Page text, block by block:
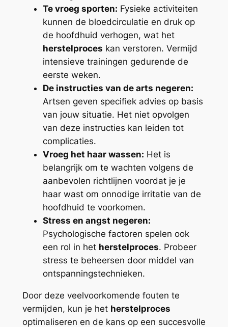
Te vroeg sporten: Fysieke activiteiten
kunnen de bloedcirculatie en druk op
de hoofdhuid verhogen, wat het
herstelproces kan verstoren. Vermijd
intensieve trainingen gedurende de
eerste weken.
De instructies van de arts negeren:
Artsen geven specifiek advies op basis
van jouw situatie. Het niet opvolgen
van deze instructies kan leiden tot
complicaties.
Vroeg het haar wassen: Het is
belangrijk om te wachten volgens de
aanbevolen richtlijnen voordat je je
haar wast om onnodige irritatie van de
hoofdhuid te voorkomen.
Stress en angst negeren:
Psychologische factoren spelen ook
een rol in het herstelproces. Probeer
stress te beheersen door middel van
ontspanningstechnieken.
Door deze veelvoorkomende fouten te
vermijden, kun je het herstelproces
optimaliseren en de kans op een succesvolle